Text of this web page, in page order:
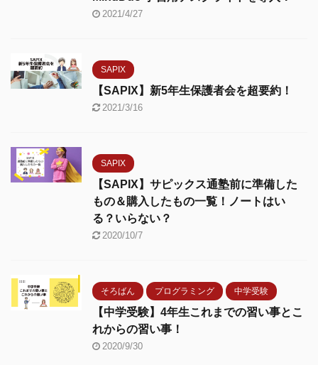
2021/4/27
SAPIX
【SAPIX】新5年生保護者会を超要約！
2021/3/16
SAPIX
【SAPIX】サピックス通塾前に準備した
もの＆購入したもの一覧！ノートはい
る？いらない？
2020/10/7
そろばん プログラミング 中学受験
【中学受験】4年生これまでの習い事とこ
れからの習い事！
2020/9/30